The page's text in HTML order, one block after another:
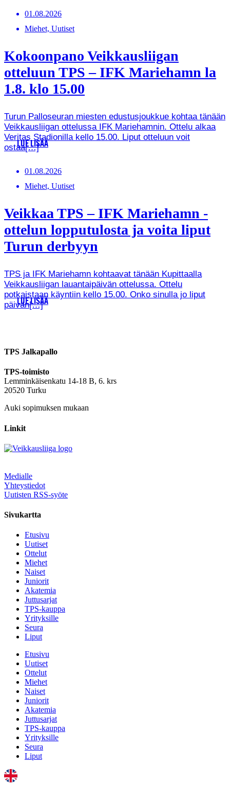
01.08.2026
Miehet, Uutiset
Kokoonpano Veikkausliigan
otteluun TPS – IFK Mariehamn la
1.8. klo 15.00
Turun Palloseuran miesten edustusjoukkue kohtaa tänään
Veikkausliigan ottelussa IFK Mariehamnin. Ottelu alkaa
Veritas Stadionilla kello 15.00. Liput otteluun voit
ostaa[…]
LUE LISÄÄ
01.08.2026
Miehet, Uutiset
Veikkaa TPS – IFK Mariehamn -
ottelun lopputulosta ja voita liput
Turun derbyyn
TPS ja IFK Mariehamn kohtaavat tänään Kupittaalla
Veikkausliigan lauantaipäivän ottelussa. Ottelu
potkaistaan käyntiin kello 15.00. Onko sinulla jo liput
päivän[…]
LUE LISÄÄ
TPS Jalkapallo
TPS-toimisto
Lemminkäisenkatu 14-18 B, 6. krs
20520 Turku
Auki sopimuksen mukaan
Linkit
Medialle
Yhteystiedot
Uutisten RSS-syöte
Sivukartta
Etusivu
Uutiset
Ottelut
Miehet
Naiset
Juniorit
Akatemia
Juttusarjat
TPS-kauppa
Yrityksille
Seura
Liput
Etusivu
Uutiset
Ottelut
Miehet
Naiset
Juniorit
Akatemia
Juttusarjat
TPS-kauppa
Yrityksille
Seura
Liput